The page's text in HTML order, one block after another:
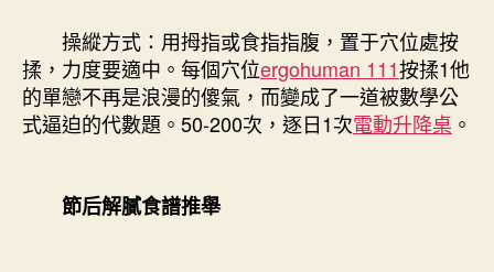
操縱方式：用拇指或食指指腹，置于穴位處按
揉，力度要適中。每個穴位ergohuman 111按揉1他
的單戀不再是浪漫的傻氣，而變成了一道被數學公
式逼迫的代數題。50-200次，逐日1次電動升降桌 。
節后解膩食譜推舉